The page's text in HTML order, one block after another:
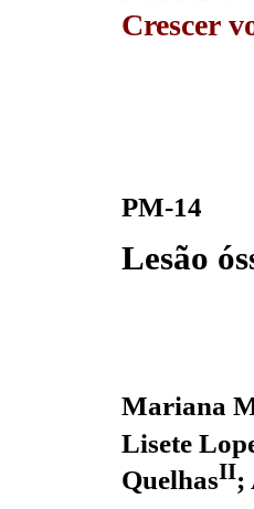
Crescer
PM-14
Lesão
Mariana
Lisete
QuelhasII;